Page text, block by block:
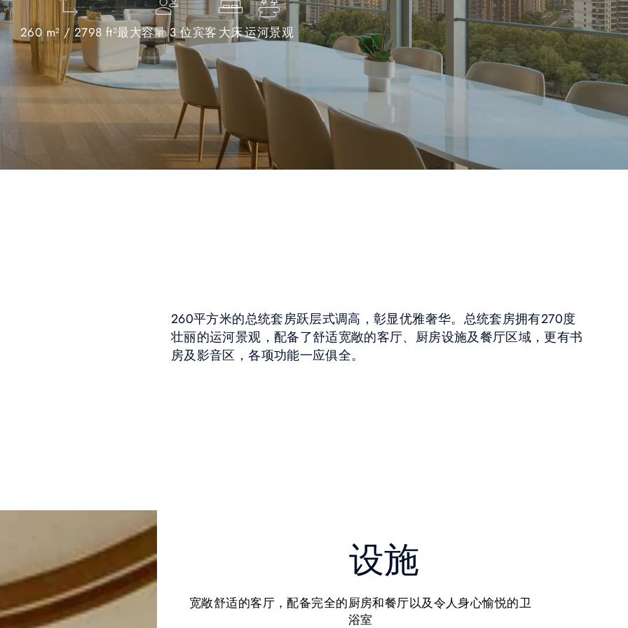
260 m² / 2798 ft²最大容量 3 位宾客 大床运河景观
260平方米的总统套房跃层式调高，彰显优雅奢华。总统套房拥有270度
壮丽的运河景观，配备了舒适宽敞的客厅、厨房设施及餐厅区域，更有书
房及影音区，各项功能一应俱全。
设施
宽敞舒适的客厅，配备完全的厨房和餐厅以及令人身心愉悦的卫
浴室